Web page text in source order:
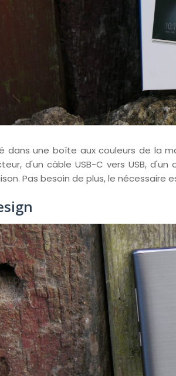
dans une boîte aux couleurs de la
d'un câble USB-C vers USB,
Pas besoin de plus, le nécessaire